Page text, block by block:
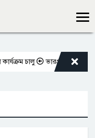
চালু ভারপ্রাপ্ত রাষ্ট্রপতিকে